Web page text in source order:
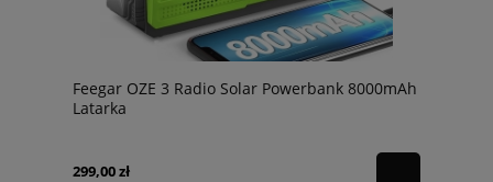
Feegar OZE 3 Radio Solar Powerbank 8000mAh
Latarka
299,00 zł